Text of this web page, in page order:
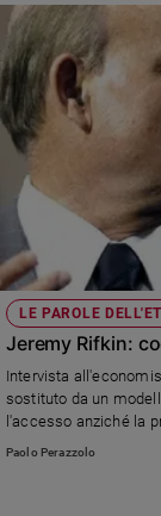
LE PAROLE
Jeremy Rifkin:
Intervista
sostituto da un
l'accesso anziché la
sfruttamento del
Paolo Perazzolo